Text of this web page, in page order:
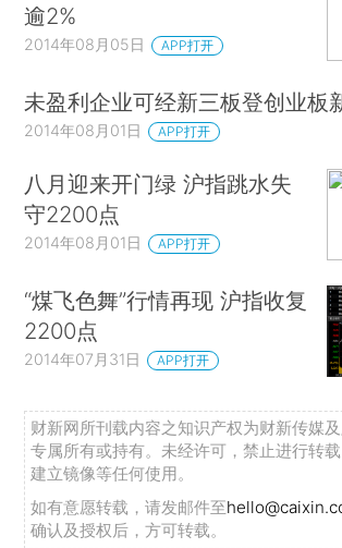
逾2%
2014年08月05日 APP打开
未盈利企业可经新三板登创业板
2014年08月01日 APP打开
八月迎来开门绿 沪指跳水失
守2200点
2014年08月01日 APP打开
“煤飞色舞”行情再现 沪指收复
2200点
2014年07月31日 APP打开
财新网所刊载内容之知识产权为财新传媒
专属所有或持有。未经许可，禁止进行转
建立镜像等任何使用。
如有意愿转载，请发邮件至
确认及授权后，方可转载。